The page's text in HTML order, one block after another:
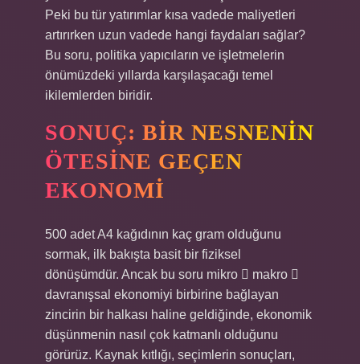
Peki bu tür yatırımlar kısa vadede maliyetleri
artırırken uzun vadede hangi faydaları sağlar?
Bu soru, politika yapıcıların ve işletmelerin
önümüzdeki yıllarda karşılaşacağı temel
ikilemlerden biridir.
SONUÇ: BIR NESNENIN
ÖTESINE GEÇEN
EKONOMI
500 adet A4 kağıdının kaç gram olduğunu
sormak, ilk bakışta basit bir fiziksel
dönüşümdür. Ancak bu soru mikro  makro 
davranışsal ekonomiyi birbirine bağlayan
zincirin bir halkası haline geldiğinde, ekonomik
düşünmenin nasıl çok katmanlı olduğunu
görürüz. Kaynak kıtlığı, seçimlerin sonuçları,